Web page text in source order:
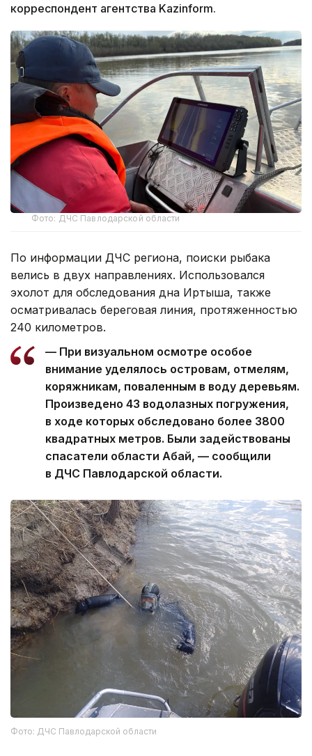
корреспондент агентства Kazinform.
Фото: ДЧС Павлодарской области
По информации ДЧС региона, поиски рыбака
велись в двух направлениях. Использовался
эхолот для обследования дна Иртыша, также
осматривалась береговая линия, протяженностью
240 километров.
— При визуальном осмотре особое
внимание уделялось островам, отмелям,
коряжникам, поваленным в воду деревьям.
Произведено 43 водолазных погружения,
в ходе которых обследовано более 3800
квадратных метров. Были задействованы
спасатели области Абай, — сообщили
в ДЧС Павлодарской области.
Фото: ДЧС Павлодарской области